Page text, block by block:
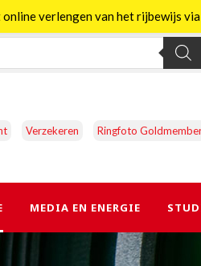
Verzekeren Ringfoto
MEDIA EN ENERGIE
verlengen van het rijbewijs